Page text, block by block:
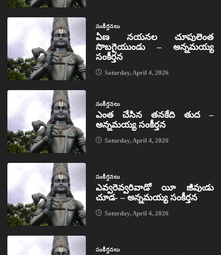
సంకీర్తనలు
ఏణ నయనల చూపులెంత
సొబగైయుండు – అన్నమయ్య
సంకీర్తన
Saturday, April 4, 2026
సంకీర్తనలు
ఎంత చేసిన తనకేది తుద –
అన్నమయ్య సంకీర్తన
Saturday, April 4, 2026
సంకీర్తనలు
ఎవ్వరెవ్వరివాడో యీ జీవుఁడు
చూడ- – అన్నమయ్య సంకీర్తన
Saturday, April 4, 2026
సంకీర్తనలు